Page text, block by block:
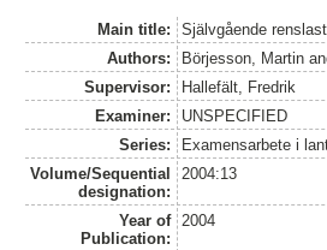
Main title:
Självgående
Authors:
Börjesson, Martin
Supervisor:
Hallefält, Fredrik
Examiner:
UNSPECIFIED
Series:
Examensarbete i
Volume/Sequential
designation:
2004:13
Year of
Publication:
2004